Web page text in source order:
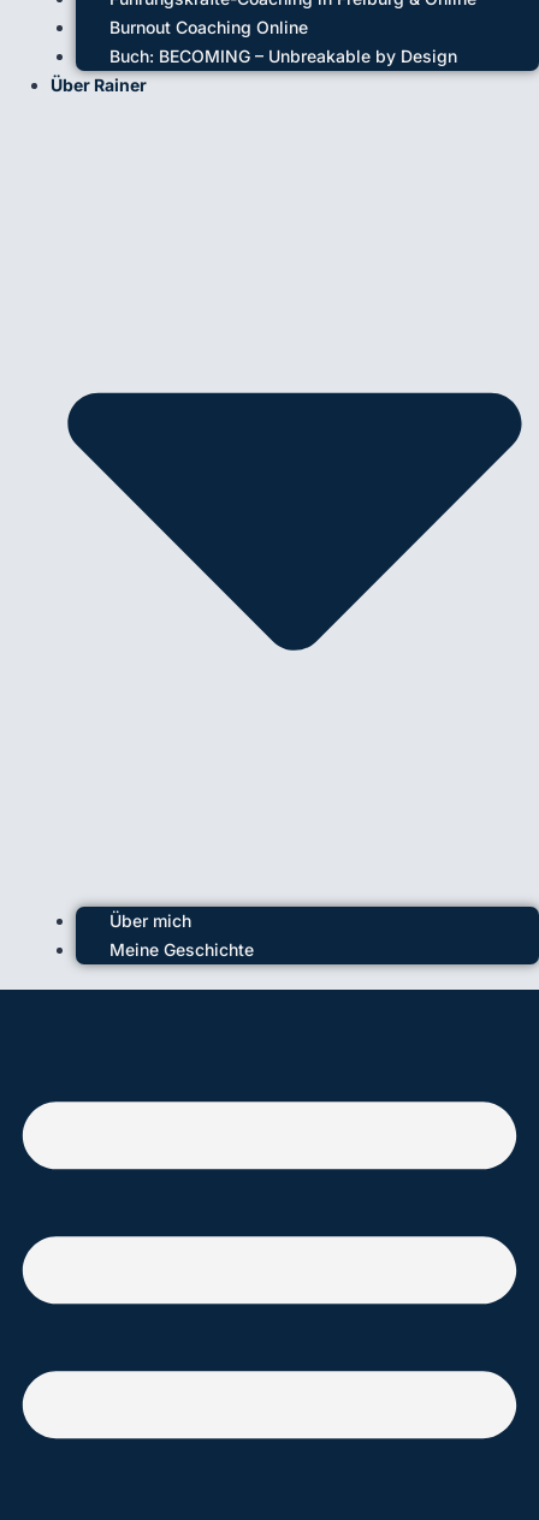
Burnout Coaching Online
Buch: BECOMING – Unbreakable by Design
Über Rainer
Über mich
Meine Geschichte